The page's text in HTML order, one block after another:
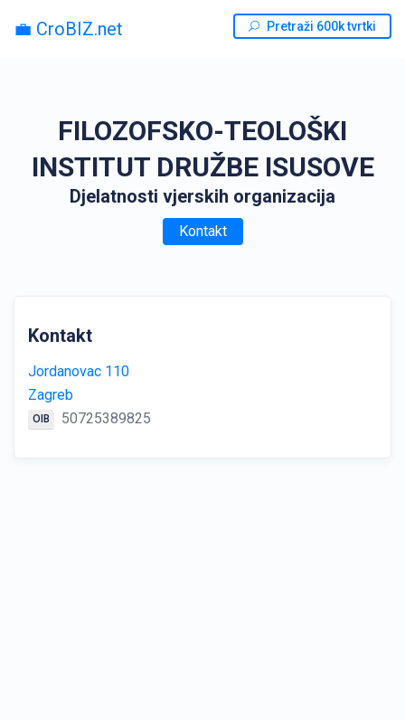
💼 CroBIZ.net Pretraži 600k tvrtki
FILOZOFSKO-TEOLOŠKI
INSTITUT DRUŽBE ISUSOVE
Djelatnosti vjerskih organizacija
Kontakt
Kontakt
Jordanovac 110
Zagreb
OIB 50725389825